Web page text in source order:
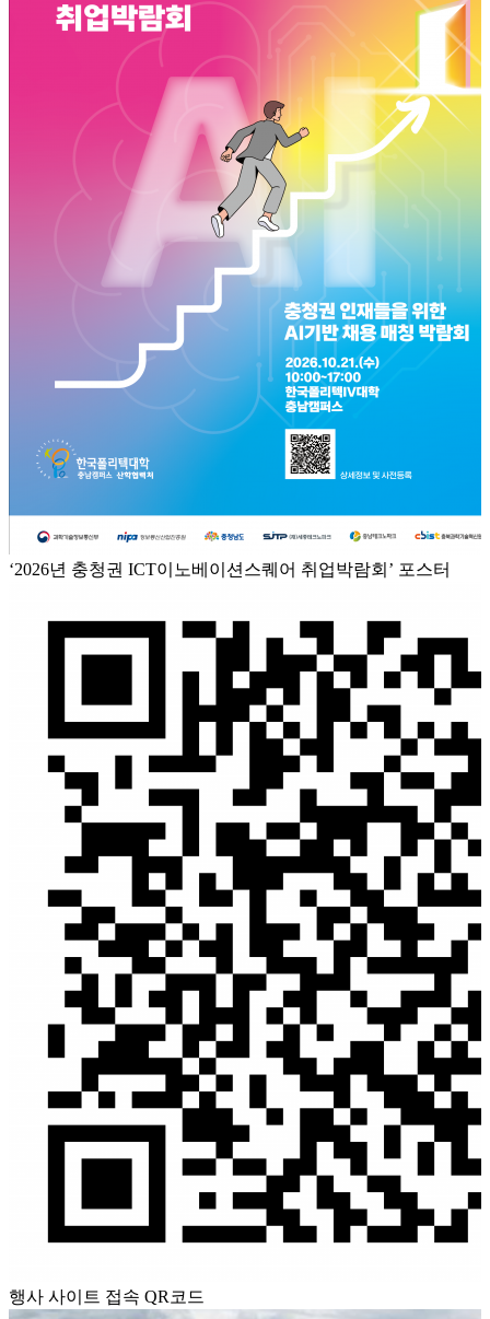
‘2026년 충청권 ICT이노베이션스퀘어 취업박람회’ 포스터
행사 사이트 접속 QR코드